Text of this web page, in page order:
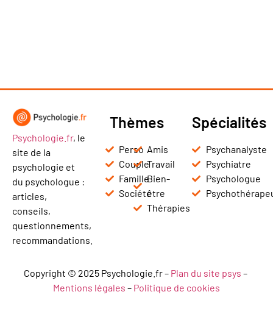
Psychologie.fr, le
site de la
psychologie et
du psychologue :
articles,
conseils,
questionnements,
recommandations.
Thèmes
Perso
Couple
Famille
Société
Amis
Travail
Bien-
être
Thérapies
Spécialités
Psychanalyste
Psychiatre
Psychologue
Copyright © 2025 Psychologie.fr – Plan du site psys –
Mentions légales – Politique de cookies